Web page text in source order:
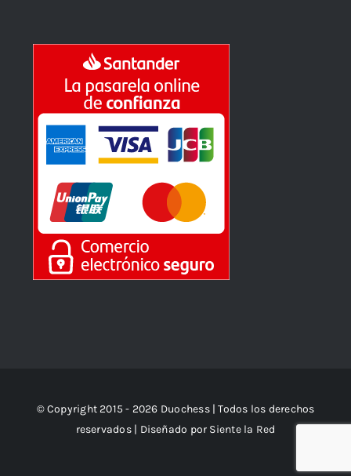
© Copyright 2015 - 2026 Duochess | Todos los derechos
reservados | Diseñado por Siente la Red